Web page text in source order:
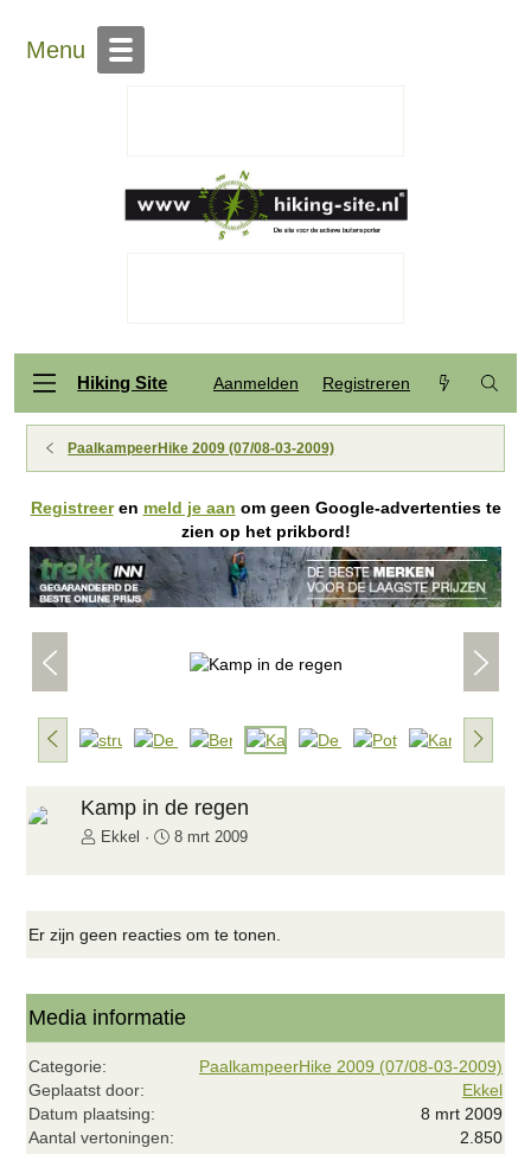
Menu
Hiking Site Aanmelden Registreren
PaalkampeerHike 2009 (07/08-03-2009)
Registreeren meld je aan om geen Google-advertenties te
zien op het prikbord!
r
e
l
g
n
V
o
V
Kamp in de regen
Ekkel 8 mrt 2009
Er zijn geen reacties om te tonen.
Media informatie
Categorie
PaalkampeerHike 2009 (07/08-03-2009)
Geplaatst door
Ekkel
Datum plaatsing
8 mrt 2009
Aantal vertoningen
2.850